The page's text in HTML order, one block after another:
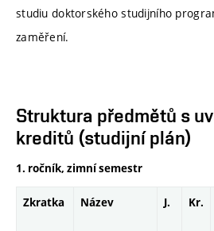
studiu doktorského studijního
zaměření.
Struktura předmětů s
kreditů (studijní plán)
1. ročník, zimní semestr
Zkratka Název J. Kr.